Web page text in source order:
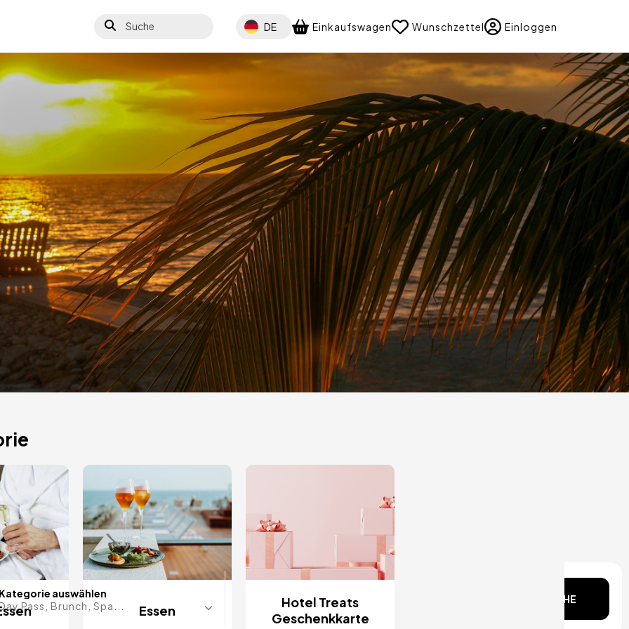
Suche Select your language
DE Einkaufswagen Wunschzettel Einloggen
Kategorie auswählen
Pass, Brunch, Spa...
SUCHE
Essen
Hotel Treats
Geschenkkarte